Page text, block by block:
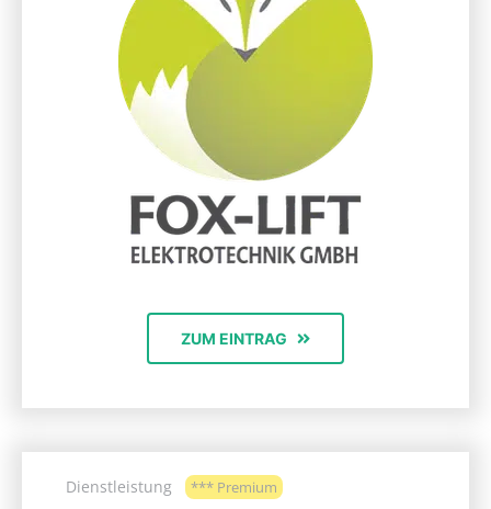
ZUM EINTRAG
Dienstleistung *** Premium